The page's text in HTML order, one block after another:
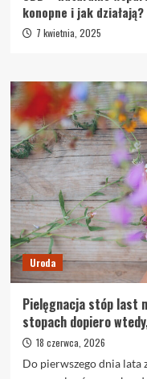
konopne i jak działają?
7 kwietnia, 2025
Uroda
Pielęgnacja stóp last
stopach dopiero
18 czerwca, 2026
Do pierwszego dnia lata